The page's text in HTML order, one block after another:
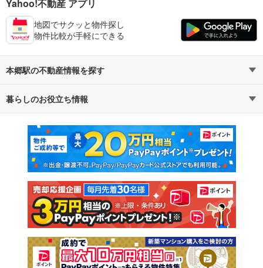
Yahoo!不動産 アプリ
地図でサクッと物件探し
物件比較が手軽にできる
本郷駅の不動産情報を探す
不動産・住宅
新築マンション 中古マンション
新築一戸建て 中古一戸建て
注文住宅 土地
売却査定
暮らしのお役立ち情報
マンションカタログ 教えて！住まいの先生